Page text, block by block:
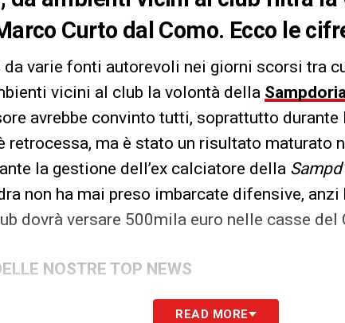
Curto dal Como. Ecco le
da varie fonti autorevoli nei giorni scorsi tra
vicini al club la volontà della
avrebbe convinto tutti, soprattutto durante
retrocessa, ma è stato un risultato maturato
la gestione dell’ex calciatore della
non ha mai preso imbarcate difensive,
dovrà versare 500mila euro nelle casse del
NOSTRE TOP NEWS
READ MORE